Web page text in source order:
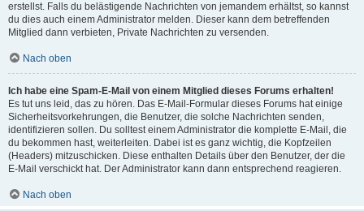
erstellst. Falls du belästigende Nachrichten von jemandem erhältst, so kannst
du dies auch einem Administrator melden. Dieser kann dem betreffenden
Mitglied dann verbieten, Private Nachrichten zu versenden.
Nach oben
Ich habe eine Spam-E-Mail von einem Mitglied dieses Forums erhalten!
Es tut uns leid, das zu hören. Das E-Mail-Formular dieses Forums hat einige
Sicherheitsvorkehrungen, die Benutzer, die solche Nachrichten senden,
identifizieren sollen. Du solltest einem Administrator die komplette E-Mail, die
du bekommen hast, weiterleiten. Dabei ist es ganz wichtig, die Kopfzeilen
(Headers) mitzuschicken. Diese enthalten Details über den Benutzer, der die
E-Mail verschickt hat. Der Administrator kann dann entsprechend reagieren.
Nach oben